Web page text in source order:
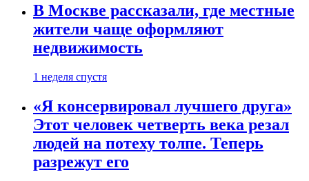
В Москве рассказали, где местные
жители чаще оформляют
недвижимость
1 неделя спустя
«Я консервировал лучшего друга»
Этот человек четверть века резал
людей на потеху толпе. Теперь
разрежут его